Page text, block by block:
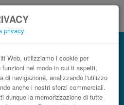
privacy
Web, utilizziamo i cookie per
nel modo in cui ti aspetti,
di navigazione, analizzando l'utilizzo
anche i nostri sforzi commerciali.
dunque la memorizzazione di tutte
Province
low cost
pullman più economico